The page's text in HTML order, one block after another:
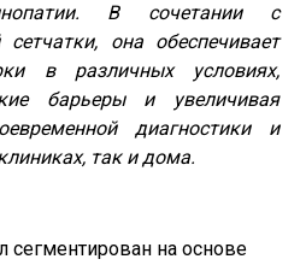
В сочетании с
она обеспечивает
в различных условиях,
барьеры и увеличивая
диагностики и
так и дома.
на основе